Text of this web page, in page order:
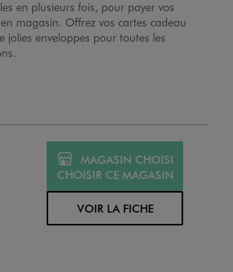
en plusieurs fois, pour payer vos
magasin. Offrez vos cartes cadeau
jolies enveloppes pour toutes les
MAGASIN CHOISI
CHOISIR CE MAGASIN
VOIR LA FICHE